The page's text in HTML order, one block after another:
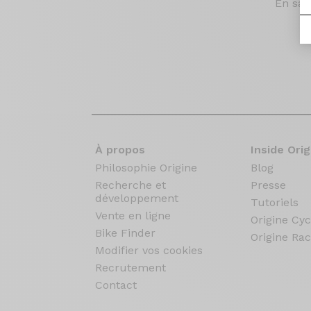
En
À propos
Philosophie Origine
Recherche et
développement
Vente en ligne
Bike Finder
Modifier vos cookies
Recrutement
Contact
Inside
Blog
Presse
Tutoriels
Origine
Origine